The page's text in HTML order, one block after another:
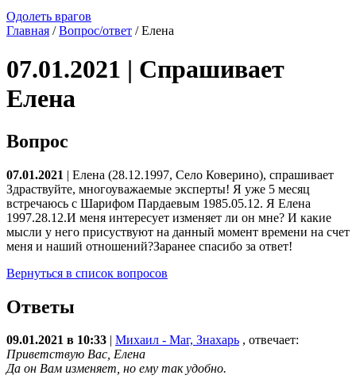
Одолеть врагов
Главная /Вопрос/ответ / Елена
07.01.2021 | Спрашивает
Елена
Вопрос
07.01.2021 | Елена (28.12.1997, Село Коверино), спрашивает
Здраствуйте, многоуважаемые эксперты! Я уже 5 месяц
встречаюсь с Шарифом Пардаевым 1985.05.12. Я Елена
1997.28.12.И меня интересует изменяет ли он мне? И какие
мысли у него присуствуют на данный момент времени на счет
меня и наший отношений?Заранее спасибо за ответ!
Вернуться в список вопросов
Ответы
09.01.2021 в 10:33 Михаил - Маг, Знахарь , отвечает:
Приветствую Вас, Елена
Да он Вам изменяет, но ему так удобно.